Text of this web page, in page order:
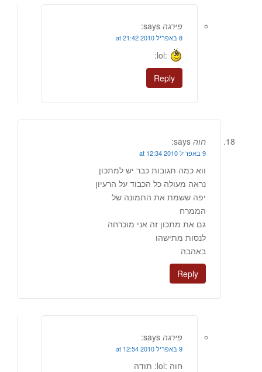
פירגה says:
8 באפריל 2010 at 21:42
:lol:
Reply
חוה says:
9 באפריל 2010 at 12:34
ווא כמה תגובות כבר יש למתכון
נראה מעולה כל הכבוד על הרעיון
יפה ששמת את התמונה של
הממרח
גם את מתכון זה אני מוכרחה
לנסות מתישהו
באהבה
Reply
פירגה says:
9 באפריל 2010 at 12:54
חוה :lol: תודה